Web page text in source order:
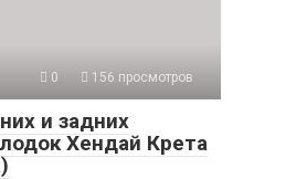
0 156 просмотров
и задних
Хендай Крета